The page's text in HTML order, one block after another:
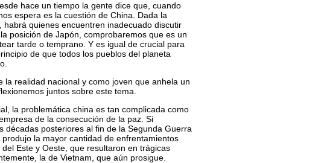
hace un tiempo la gente dice que, cuando
espera es la cuestión de China. Dada la
quienes encuentren inadecuado discutir
posición de Japón, comprobaremos que es un
tarde o temprano. Y es igual de crucial para
de que todos los pueblos del planeta
la realidad nacional y como joven que anhela un
juntos sobre este tema.
la problemática china es tan complicada como
de la consecución de la paz. Si
décadas posteriores al fin de la Segunda Guerra
la mayor cantidad de enfrentamientos
Este y Oeste, que resultaron en trágicas
la de Vietnam, que aún prosigue.